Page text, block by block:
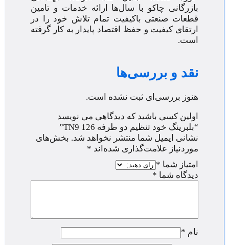
بازرگانی چاکو با سال‌ها ارائه خدمات و تامین
قطعات صنعتی باکیفیت تمام تلاش خود را در
ارتقای کیفیت و حفظ اقتصاد پایدار به کار گرفته
است.
نقد و بررسی‌ها
هنوز بررسی‌ای ثبت نشده است.
اولین کسی باشید که دیدگاهی می نویسد
“بلبرینگ خود تنظیم دو طرفه 126 TN9”
نشانی ایمیل شما منتشر نخواهد شد. بخش‌های
موردنیاز علامت‌گذاری شده‌اند *
امتیاز شما *
دیدگاه شما *
نام *